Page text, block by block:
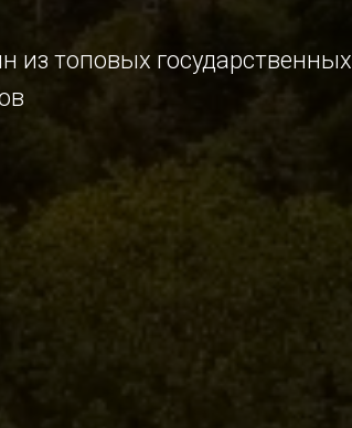
из топовых государственных